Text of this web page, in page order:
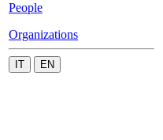
People
Organizations
IT EN